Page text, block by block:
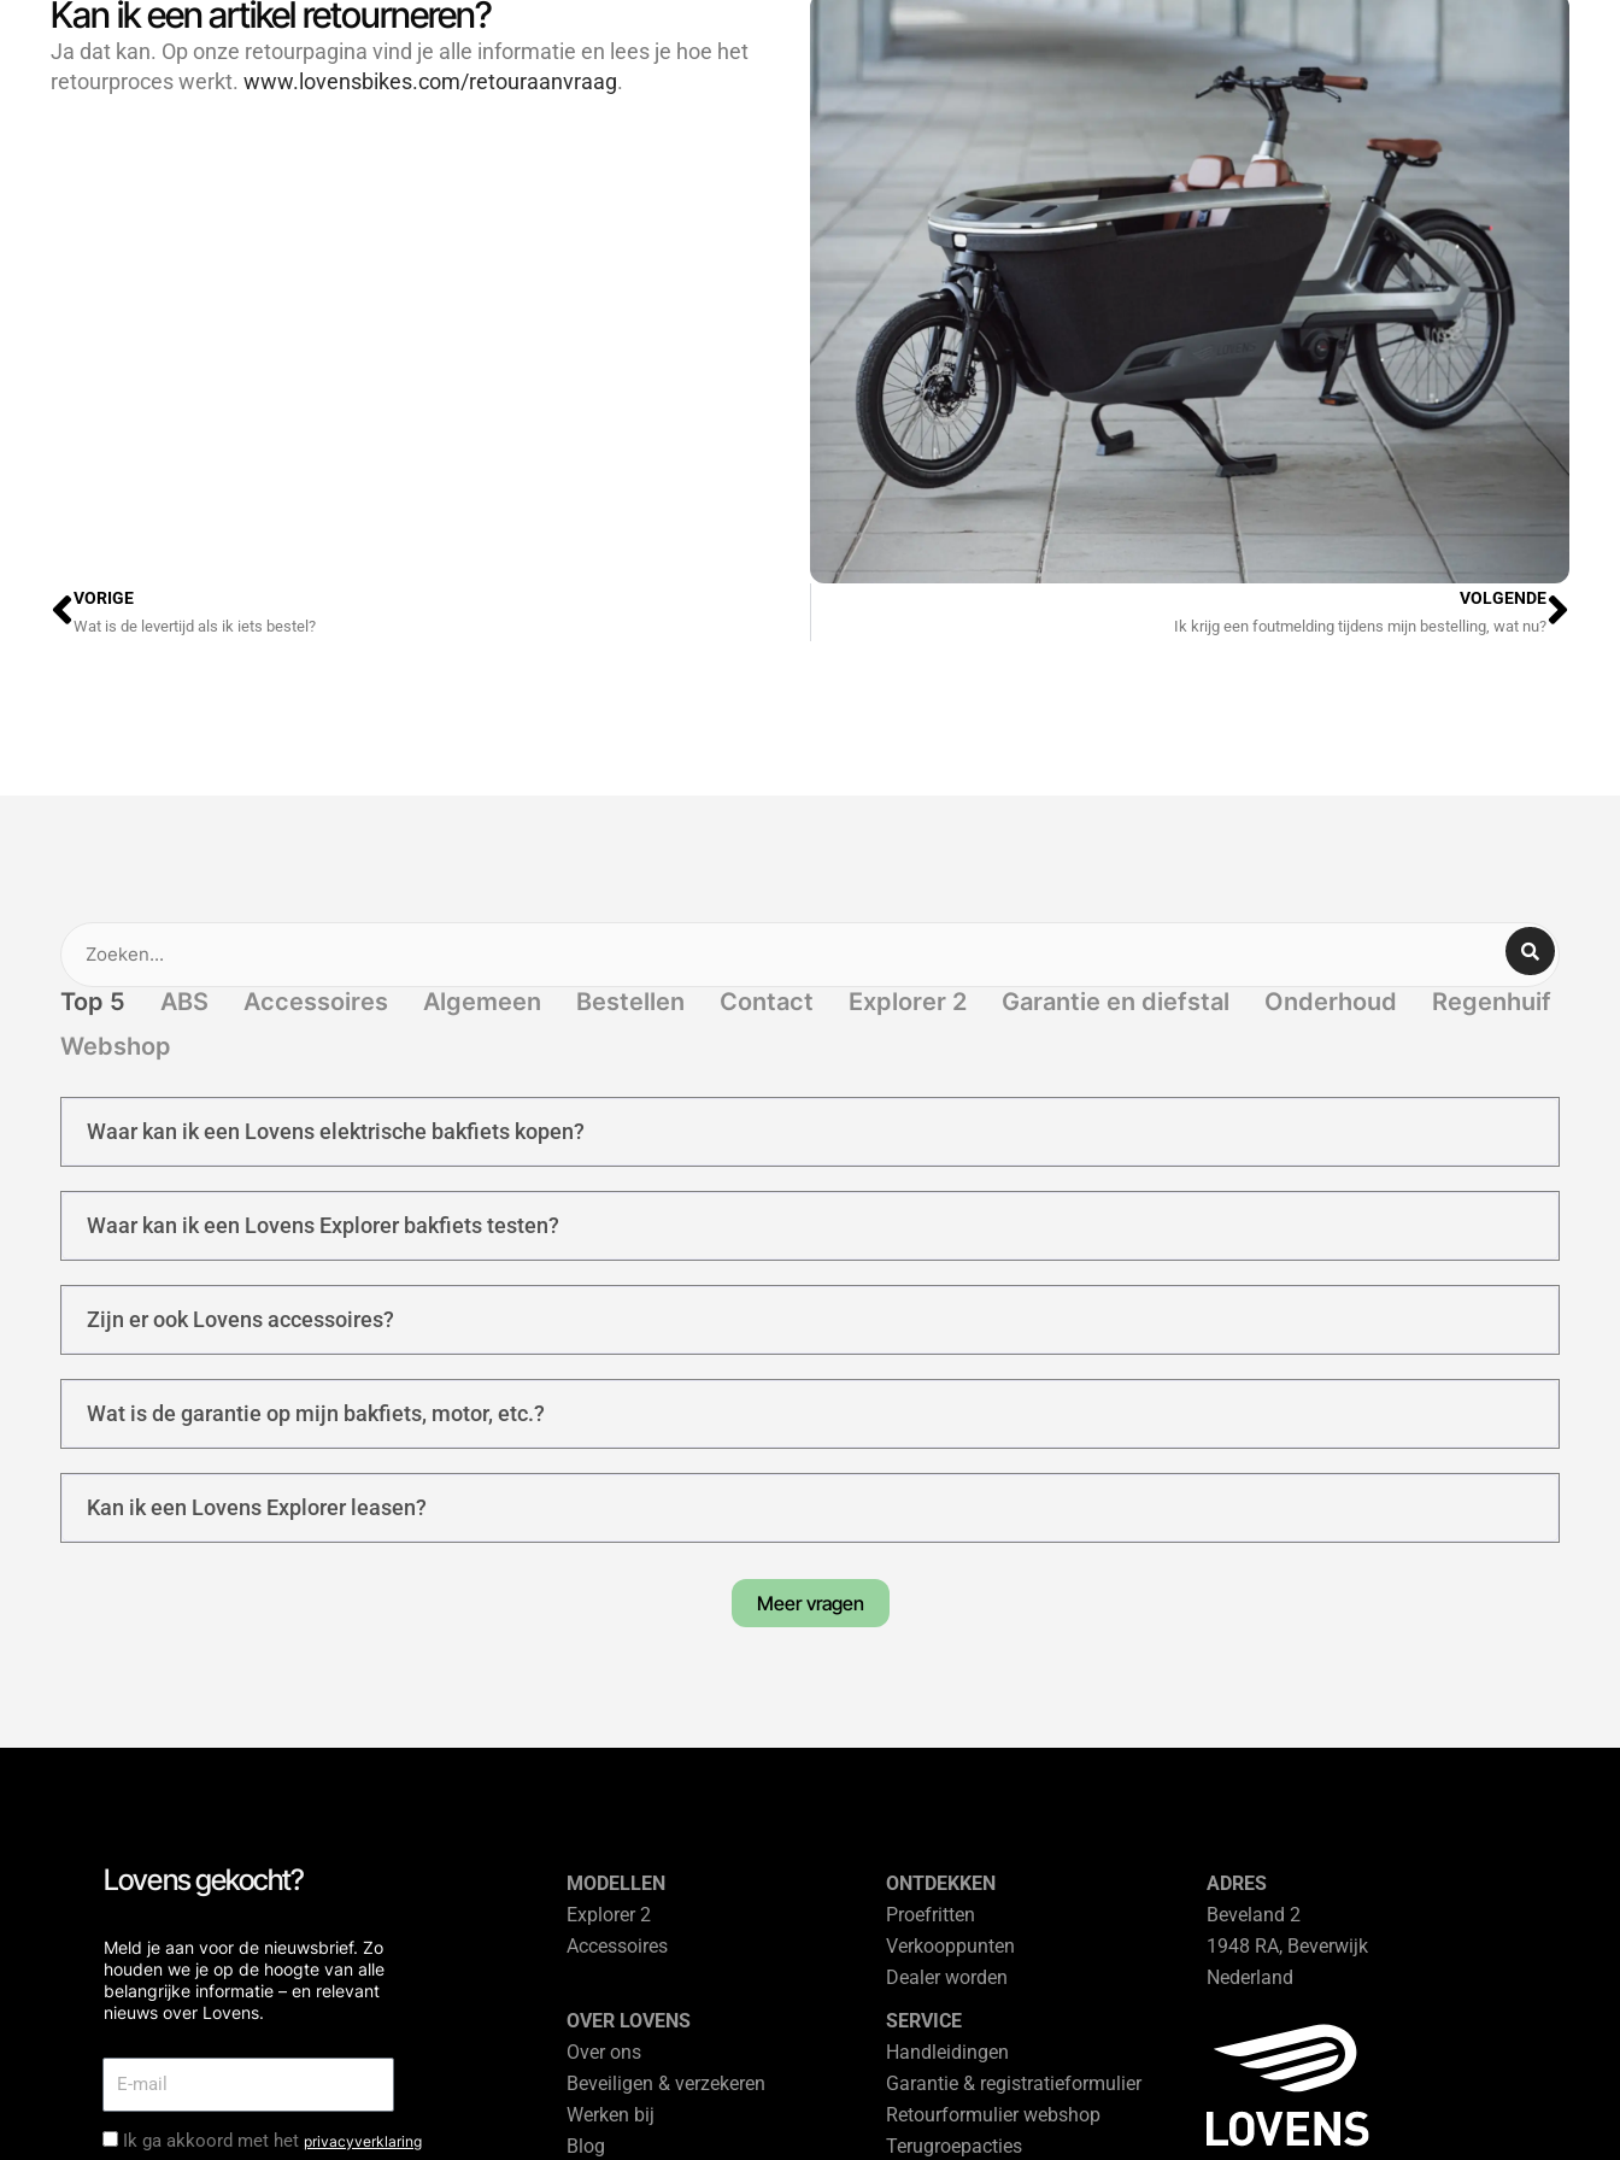
Kan ik een artikel retourneren?
Ja dat kan. Op onze retourpagina vind je alle informatie en lees je hoe het
retourproces werkt. www.lovensbikes.com/retouraanvraag.
Vorige
VORIGE
Wat is de levertijd als ik iets bestel?
VOLGENDE
Ik krijg een foutmelding tijdens mijn bestelling, wat nu?
Top 5 ABS Accessoires Algemeen Bestellen Contact Explorer 2 Garantie en diefstal Onderhoud
Regenhuif
Webshop
Waar kan ik een Lovens elektrische bakfiets kopen?
Waar kan ik een Lovens Explorer bakfiets testen?
Zijn er ook Lovens accessoires?
Wat is de garantie op mijn bakfiets, motor, etc.?
Kan ik een Lovens Explorer leasen?
Meer vragen
Lovens gekocht?
Meld je aan voor de nieuwsbrief. Zo
houden we je op de hoogte van alle
belangrijke informatie – en relevant
nieuws over Lovens.
Ik ga akkoord met het privacyverklaring
MODELLEN
Explorer 2
Accessoires
ONTDEKKEN
Proefritten
Verkooppunten
Dealer worden
ADRES
Beveland 2
1948 RA, Beverwijk
Nederland
OVER LOVENS
Over ons
Beveiligen & verzekeren
Werken bij
Blog
SERVICE
Handleidingen
Garantie & registratieformulier
Retourformulier webshop
Terugroepacties